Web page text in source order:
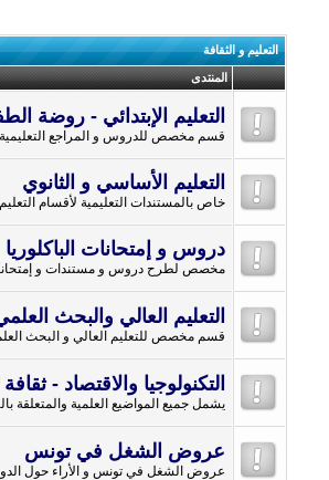
التعليم و الثقافة
المنتدى
التعليم الإبتدائي - روضة
قسم مخصص للدروس و المراجع التعليمية
التعليم الأساسي و الثانوي
خاص بالمستندات التعليمية لأقسام التعليم
دروس و إمتحانات الباكلوريا
مخصص لطرح دروس و مستندات و
التعليم العالي والبحث
قسم مخصص للتعليم العالي و البحث
التكنولوجيا والاقتصاد -
يشمل جميع المواضيع العلمية والمتعلقة
عروض الشغل في تونس
عروض الشغل في تونس و الأراء حول